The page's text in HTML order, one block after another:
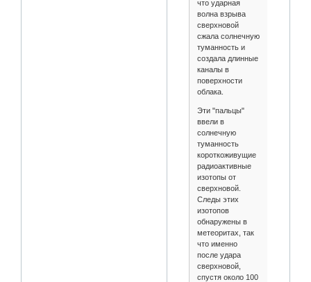
что ударная
волна взрыва
сверхновой
сжала солнечную
туманность и
создала длинные
каналы в
поверхности
облака.
Эти "пальцы"
ввели в
солнечную
туманность
короткоживущие
радиоактивные
изотопы от
сверхновой.
Следы этих
изотопов
обнаружены в
метеоритах, так
что именно
после удара
сверхновой,
спустя около 100